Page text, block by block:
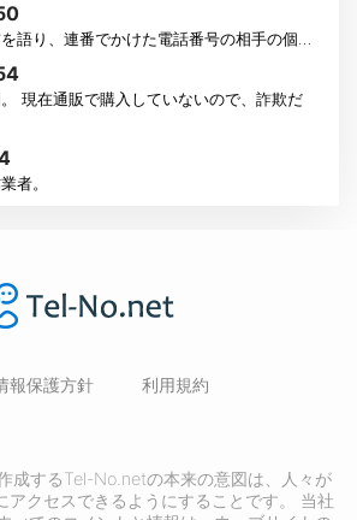
語り、連番でかけた電話番号の相手の個…
現在通販で購入していないので、詐欺だ
者。
報保護方針
利用規約
成するTel-No.netの本来の意図は、人々が
アクセスできるようにすることです。 当社